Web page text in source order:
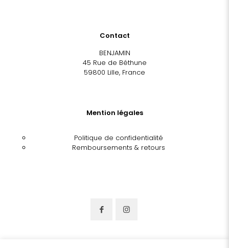
Contact
BENJAMIN
45 Rue de Béthune
59800 Lille, France
Mention légales
Politique de confidentialité
Remboursements & retours